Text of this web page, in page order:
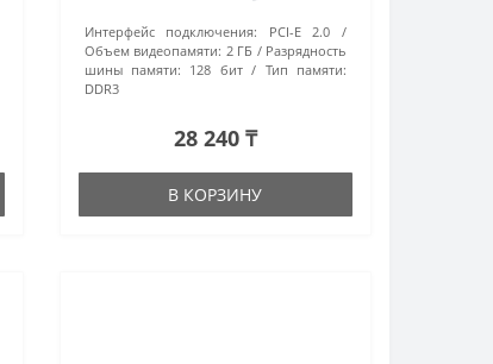
Интерфейс подключения:
PCI-E 2.0
Объем видеопамяти: 2 ГБ
Разрядность
шины памяти: 128 бит
Тип памяти:
DDR3
28 240 ₸
В КОРЗИНУ